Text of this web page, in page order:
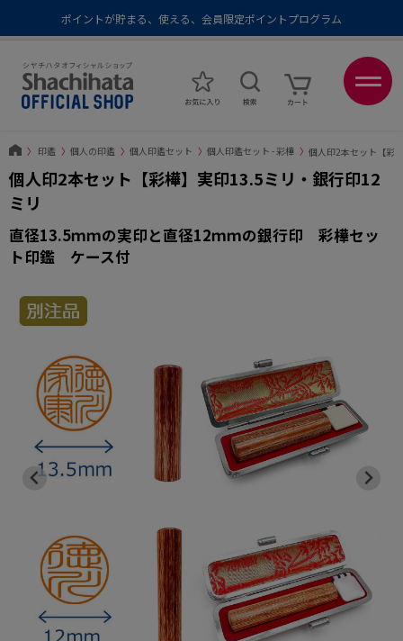
ポイントが貯まる、使える、会員限定ポイントプログラム
メール便1,500円以上 / 宅配便3,500円以上のお買い物で送料無料
あなたに最適なスタンプをシヤチハタがレコメンド
〉 印鑑 〉 個人の印鑑 〉 個人印鑑セット 〉 個人印鑑セット - 彩樺 〉 個人印2本セット【彩
個人印2本セット【彩樺】実印13.5ミリ・銀行印12
ミリ
直径13.5ｍｍの実印と直径12ｍｍの銀行印 彩樺セッ
ト印鑑 ケース付